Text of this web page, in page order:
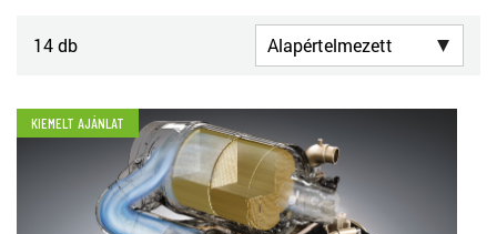
14 db
KIEMELT AJÁNLAT